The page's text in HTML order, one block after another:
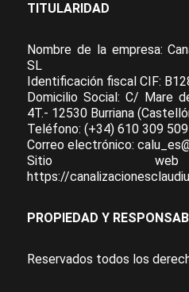
TITULARIDAD
Nombre de la empresa:
SL
Identificación fiscal CIF:
Domicilio Social: C/ Mare
4T.- 12530 Burriana
Teléfono: (+34) 610 309 509
Correo electrónico:
Sitio web
https://
PROPIEDAD Y
Reservados todos los